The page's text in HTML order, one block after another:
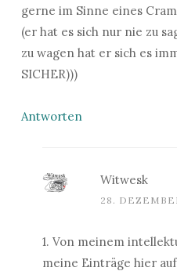
gerne im Sinne eines
(er hat es sich nur nie zu
zu wagen hat er sich es
SICHER)))
Antworten
Witwesk
28.
1. Von meinem
meine Einträge hier